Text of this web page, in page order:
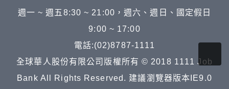
週一 ~ 週五8:30 ~ 21:00，週六、週日、國定假日
9:00 ~ 17:00
電話:(02)8787-1111
全球華人股份有限公司版權所有 © 2018 1111 Job
Bank All Rights Reserved. 建議瀏覽器版本IE9.0